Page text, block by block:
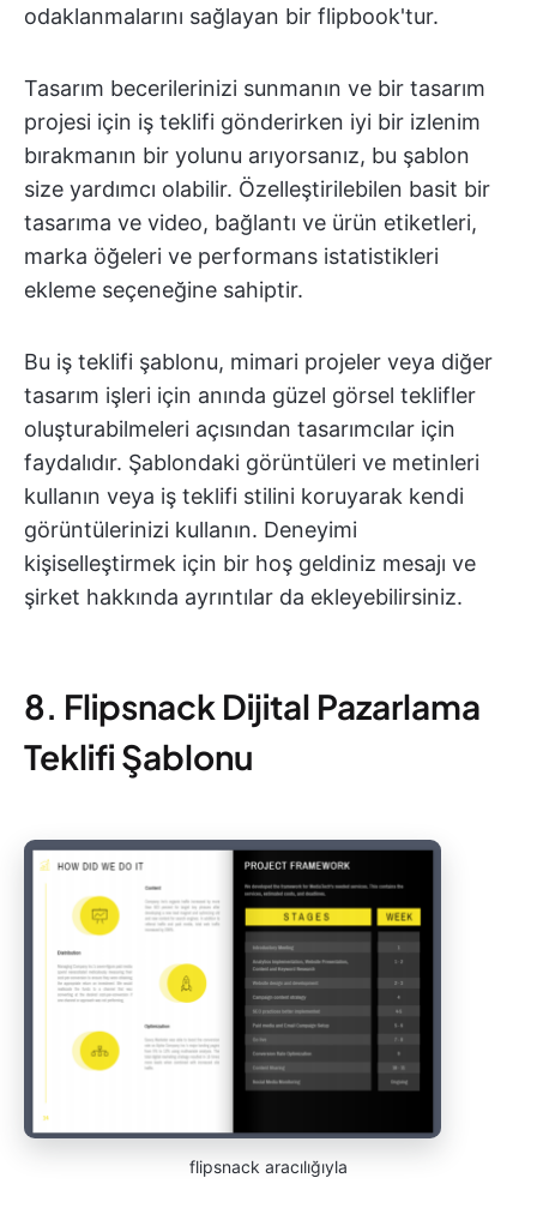
odaklanmalarını sağlayan bir flipbook'tur.
Tasarım becerilerinizi sunmanın ve bir tasarım
projesi için iş teklifi gönderirken iyi bir izlenim
bırakmanın bir yolunu arıyorsanız, bu şablon
size yardımcı olabilir. Özelleştirilebilen basit bir
tasarıma ve video, bağlantı ve ürün etiketleri,
marka öğeleri ve performans istatistikleri
ekleme seçeneğine sahiptir.
Bu iş teklifi şablonu, mimari projeler veya diğer
tasarım işleri için anında güzel görsel teklifler
oluşturabilmeleri açısından tasarımcılar için
faydalıdır. Şablondaki görüntüleri ve metinleri
kullanın veya iş teklifi stilini koruyarak kendi
görüntülerinizi kullanın. Deneyimi
kişiselleştirmek için bir hoş geldiniz mesajı ve
şirket hakkında ayrıntılar da ekleyebilirsiniz.
8. Flipsnack Dijital Pazarlama
Teklifi Şablonu
flipsnack aracılığıyla